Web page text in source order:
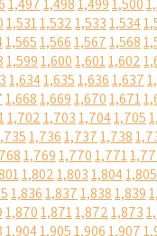
1,4971,4981,4991,500
1,5311,5321,5331,534
1,5651,5661,5671,568
1,5991,6001,6011,602
1,6341,6351,6361,637
1,6681,6691,6701,671
1,7021,7031,7041,705
1,7361,7371,738
1,7691,7701,771
1,8021,8031,8041,805
1,8361,8371,8381,839
1,8701,8711,8721,873
1,9041,9051,9061,907